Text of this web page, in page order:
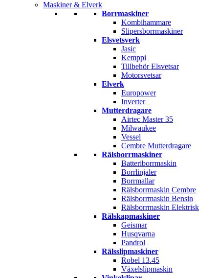
Maskiner & Elverk
Borrmaskiner
Kombihammare
Slipersborrmaskiner
Elsvetsverk
Jasic
Kemppi
Tillbehör Elsvetsar
Motorsvetsar
Elverk
Europower
Inverter
Mutterdragare
Airtec Master 35
Milwaukee
Vessel
Cembre Mutterdragare
Rälsborrmaskiner
Batteriborrmaskin
Borrlinjaler
Borrmallar
Rälsborrmaskin Cembre
Rälsborrmaskin Bensin
Rälsborrmaskin Elektrisk
Rälskapmaskiner
Geismar
Husqvarna
Pandrol
Rälsslipmaskiner
Robel 13.45
Växelslipmaskin